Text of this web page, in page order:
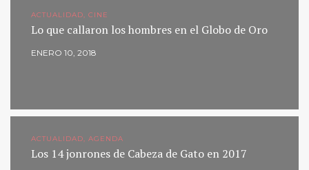
ACTUALIDAD, CINE
Lo que callaron los hombres en el Globo de Oro
ENERO 10, 2018
ACTUALIDAD, AGENDA
Los 14 jonrones de Cabeza de Gato en 2017